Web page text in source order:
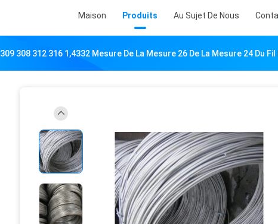
Maison Produits Au Sujet De Nous
309 308 312 316 1,4332 Mesure De La Mesure 26 De La Mesure 24 Du